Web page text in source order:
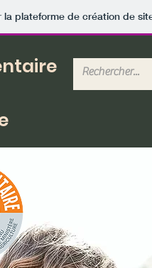
la plateforme de création de